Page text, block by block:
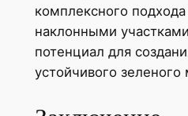
комплексного
наклонными
потенциал для
устойчивого зеленого